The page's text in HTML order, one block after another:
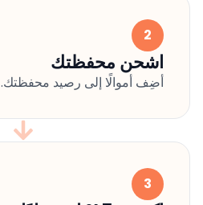
2
اشحن محفظتك
أضِف أموالًا إلى رصيد محفظتك.
3